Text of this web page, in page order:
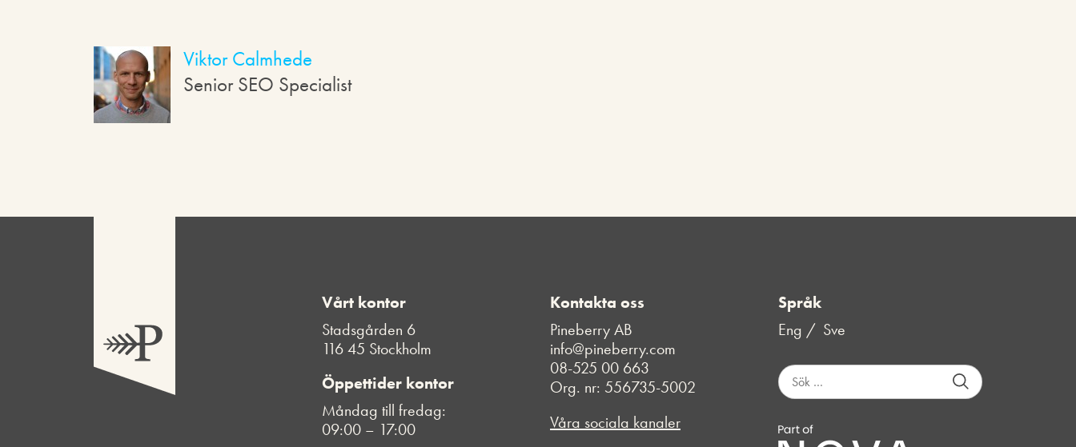
Viktor Calmhede
Senior SEO Specialist
Vårt kontor
Stadsgården 6
116 45 Stockholm
Öppettider kontor
Måndag till fredag:
09:00 – 17:00
Kontakta oss
Pineberry AB
info@pineberry.com
08-525 00 663
Org. nr: 556735-5002
Våra sociala kanaler
Språk
Eng
Sve
S
ö
k
f
t